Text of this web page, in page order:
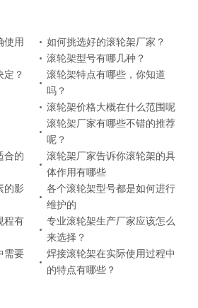
使用
如何挑选好的滚轮架厂家？
滚轮架型号有哪几种？
定？
滚轮架特点有哪些，你知道
吗？
滚轮架价格大概在什么范围呢
滚轮架厂家有哪些不错的推荐
呢？
合的
滚轮架厂家告诉你滚轮架的具
体作用有哪些
的影
各个滚轮架型号都是如何进行
维护的
程有
专业滚轮架生产厂家应该怎么
来选择？
需要
焊接滚轮架在实际使用过程中
的特点有哪些？